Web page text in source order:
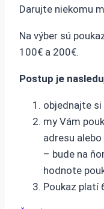
Darujte niekomu
Na výber sú
100€ a 200€.
Postup je
objednajte si
my Vám
adresu
– bude na
hodnote
Poukaz platí